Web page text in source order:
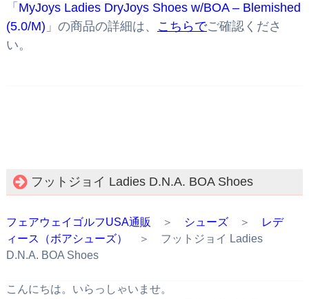
「 MyJoys Ladies DryJoys Shoes w/BOA – Blemished
(5.0/M) 」の商品の詳細は、 こちらでご確認くださ
い。
フットジョイ Ladies D.N.A. BOA Shoes
フェアウェイゴルフUSA通販 ＞ シューズ＞
レデ
ィース（ボアシューズ）
＞ フットジョイ Ladies
D.N.A. BOA Shoes
こんにちは。いらっしゃいませ。